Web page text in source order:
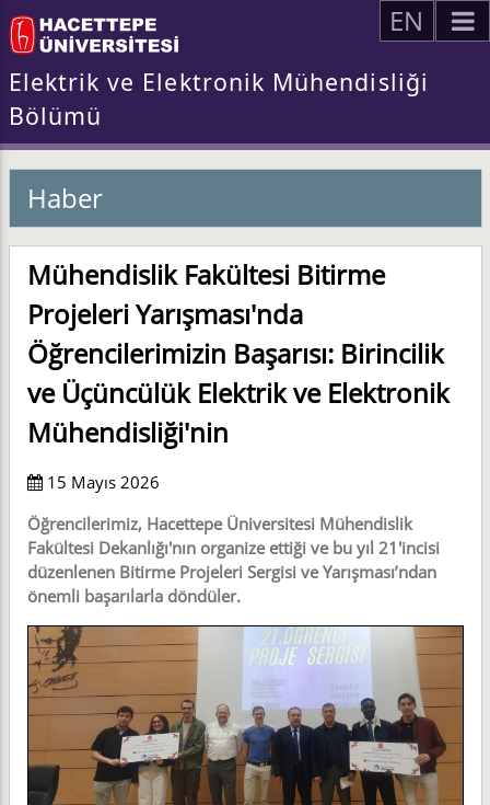
EN
Elektrik ve Elektronik Mühendisliği
Bölümü
Haber
Mühendislik Fakültesi Bitirme
Projeleri Yarışması'nda
Öğrencilerimizin Başarısı: Birincilik
ve Üçüncülük Elektrik ve Elektronik
Mühendisliği'nin
15 Mayıs 2026
Öğrencilerimiz, Hacettepe Üniversitesi Mühendislik
Fakültesi Dekanlığı'nın organize ettiği ve bu yıl 21'incisi
düzenlenen Bitirme Projeleri Sergisi ve Yarışması’ndan
önemli başarılarla döndüler.